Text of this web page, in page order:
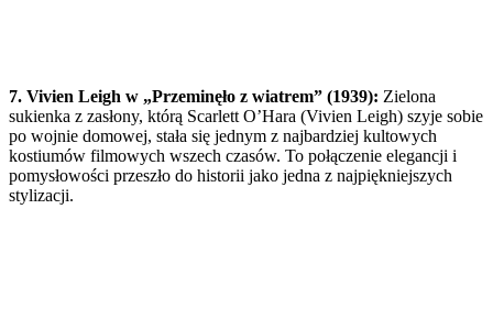
7. Vivien Leigh w „Przeminęło z wiatrem” (1939): Zielona
sukienka z zasłony, którą Scarlett O’Hara (Vivien Leigh) szyje sobie
po wojnie domowej, stała się jednym z najbardziej kultowych
kostiumów filmowych wszech czasów. To połączenie elegancji i
pomysłowości przeszło do historii jako jedna z najpiękniejszych
stylizacji.